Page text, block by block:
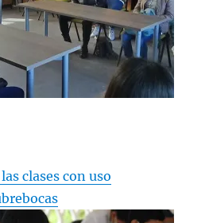
clases con uso